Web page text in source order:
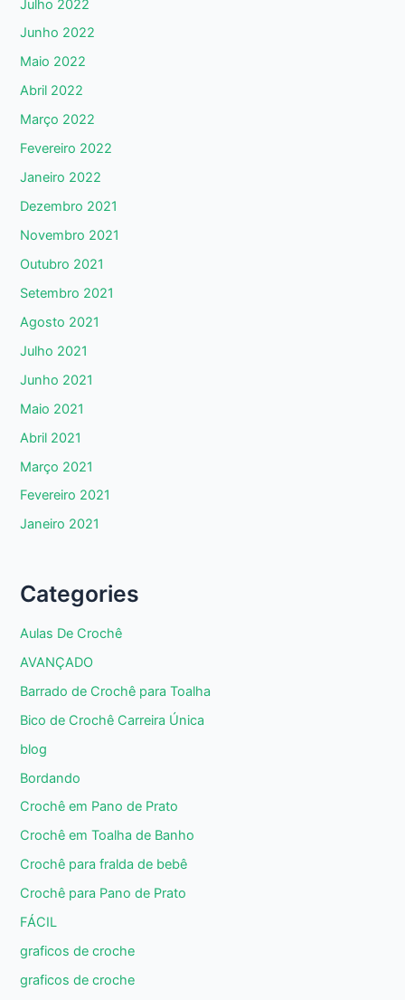
Julho 2022
Junho 2022
Maio 2022
Abril 2022
Março 2022
Fevereiro 2022
Janeiro 2022
Dezembro 2021
Novembro 2021
Outubro 2021
Setembro 2021
Agosto 2021
Julho 2021
Junho 2021
Maio 2021
Abril 2021
Março 2021
Fevereiro 2021
Janeiro 2021
Categories
Aulas De Crochê
AVANÇADO
Barrado de Crochê para Toalha
Bico de Crochê Carreira Única
blog
Bordando
Crochê em Pano de Prato
Crochê em Toalha de Banho
Crochê para fralda de bebê
Crochê para Pano de Prato
FÁCIL
graficos de croche
graficos de croche